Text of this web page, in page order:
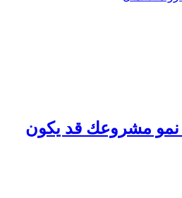
نمو مشروعك قد يكون